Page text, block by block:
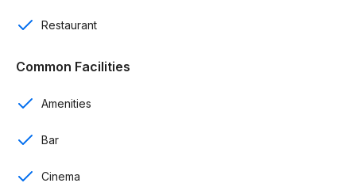
Cocina
Restaurant
Common Facilities
Amenities
Bar
Cinema